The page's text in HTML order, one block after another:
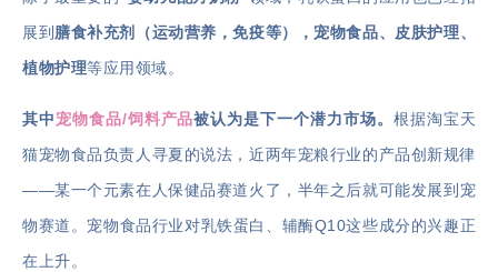
展到 膳食补充剂（运动营养，免疫等），宠物食品、皮肤护理、
植物护理等应用领域。
其中宠物食品/饲料产品被认为是下一个潜力市场。 根据淘宝天
猫宠物食品负责人寻夏的说法，近两年宠粮行业的产品创新规律
——某一个元素在人保健品赛道火了，半年之后就可能发展到宠
物赛道。宠物食品行业对乳铁蛋白、 辅酶Q10这些成分的兴趣正
在上升。